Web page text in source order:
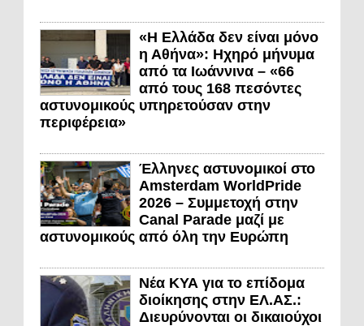
«Η Ελλάδα δεν είναι μόνο
η Αθήνα»: Ηχηρό μήνυμα
από τα Ιωάννινα – «66
από τους 168 πεσόντες
αστυνομικούς υπηρετούσαν στην
περιφέρεια»
Έλληνες αστυνομικοί στο
Amsterdam WorldPride
2026 – Συμμετοχή στην
Canal Parade μαζί με
αστυνομικούς από όλη την Ευρώπη
Νέα ΚΥΑ για το επίδομα
διοίκησης στην ΕΛ.ΑΣ.:
Διευρύνονται οι δικαιούχοι